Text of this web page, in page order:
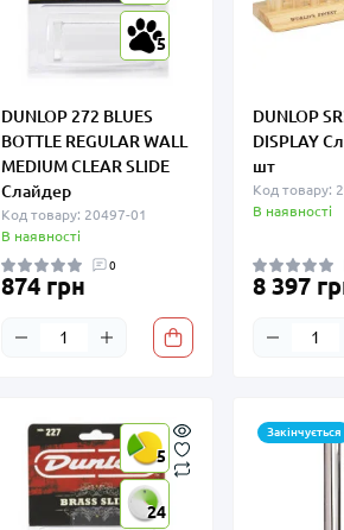
5
DUNLOP 272 BLUES
BOTTLE REGULAR WALL
MEDIUM CLEAR SLIDE
Слайдер
Код товару: 20497-01
В наявності
0
874 грн
DUNLOP
DISPLAY
шт
Код товару:
В наявності
8 397
5
24
Закінчується